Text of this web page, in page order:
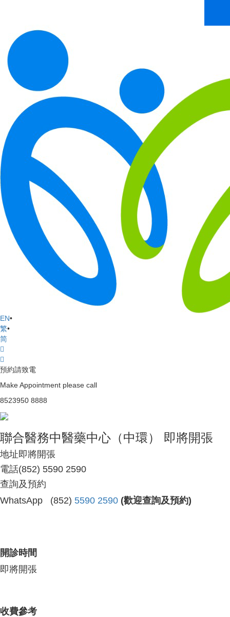
EN•
繁•
简
預約請致電
Make Appointment please call
8523950 8888
聯合醫務中醫藥中心（中
環） 即將開張
首頁> 醫療中心
聯合醫務中醫藥中心（中環） 即將開張
地址即將開張
電話(852) 5590 2590
查詢及預約
WhatsApp (852) 5590 2590 (歡迎查詢及預約)
開診時間
即將開張
收費參考